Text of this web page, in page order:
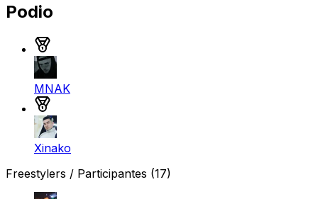
Podio
MNAK
Xinako
Freestylers / Participantes (17)